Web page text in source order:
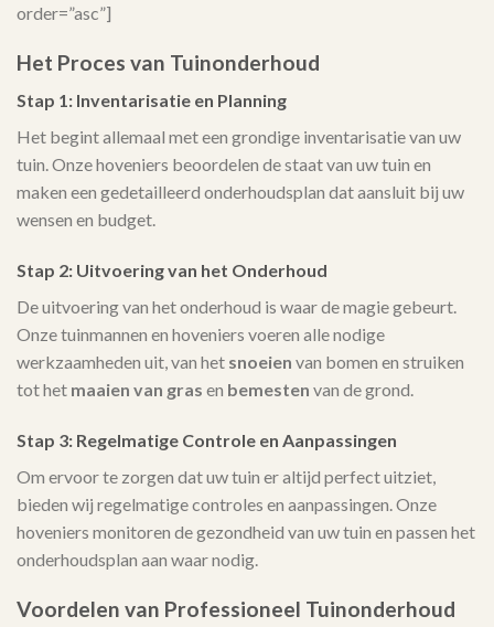
order=”asc”]
Het Proces van Tuinonderhoud
Stap 1: Inventarisatie en Planning
Het begint allemaal met een grondige inventarisatie van uw
tuin. Onze hoveniers beoordelen de staat van uw tuin en
maken een gedetailleerd onderhoudsplan dat aansluit bij uw
wensen en budget.
Stap 2: Uitvoering van het Onderhoud
De uitvoering van het onderhoud is waar de magie gebeurt.
Onze tuinmannen en hoveniers voeren alle nodige
werkzaamheden uit, van het snoeien van bomen en struiken
tot het maaien van gras en bemesten van de grond.
Stap 3: Regelmatige Controle en Aanpassingen
Om ervoor te zorgen dat uw tuin er altijd perfect uitziet,
bieden wij regelmatige controles en aanpassingen. Onze
hoveniers monitoren de gezondheid van uw tuin en passen het
onderhoudsplan aan waar nodig.
Voordelen van Professioneel Tuinonderhoud